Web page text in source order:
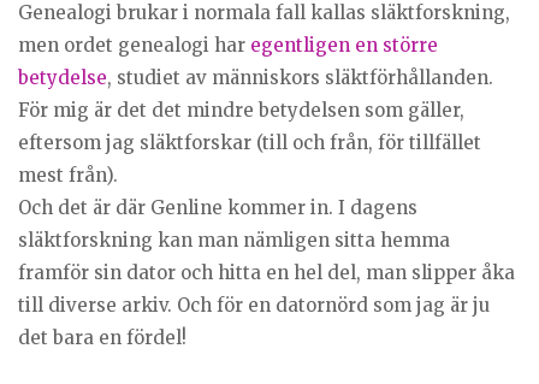
Genealogi brukar i normala fall kallas släktforskning,
men ordet genealogi har egentligen en större
betydelse, studiet av människors släktförhållanden.
För mig är det det mindre betydelsen som gäller,
eftersom jag släktforskar (till och från, för tillfället
mest från).
Och det är där Genline kommer in. I dagens
släktforskning kan man nämligen sitta hemma
framför sin dator och hitta en hel del, man slipper åka
till diverse arkiv. Och för en datornörd som jag är ju
det bara en fördel!